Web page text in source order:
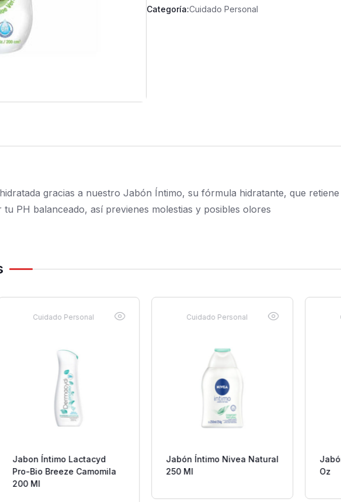
Categoría:Cuidado Personal
gracias a nuestro Jabón Íntimo, su fórmula hidratante, que
PH balanceado, así previenes molestias y posibles olores
Cuidado Personal
Jabon Íntimo Lactacyd
Pro-Bio Breeze Camomila
200 Ml
Cuidado Personal
Jabón Íntimo Nivea Natural
250 Ml
Oz